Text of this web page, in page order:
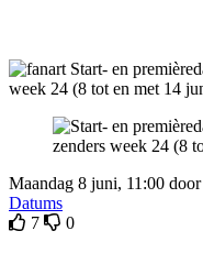
Maandag 8 juni, 11:00 door
Datums
7
0